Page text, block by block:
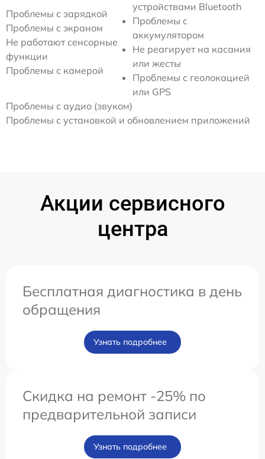
Проблемы с зарядкой
Проблемы с экраном
Не работают сенсорные
функции
Проблемы с камерой
устройствами Bluetooth
Проблемы с
аккумулятором
Не реагирует на касания
или жесты
Проблемы с геолокацией
или GPS
Проблемы с аудио (звуком)
Проблемы с установкой и обновлением приложений
Акции сервисного
центра
Бесплатная диагностика в день
обращения
Узнать подробнее
Скидка на ремонт -25% по
предварительной записи
Узнать подробнее